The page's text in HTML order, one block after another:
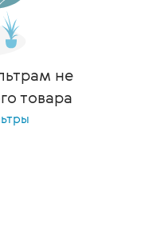
не
товара